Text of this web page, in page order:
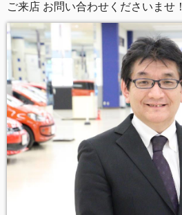
ご来店 お問い合わせくださいませ！